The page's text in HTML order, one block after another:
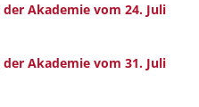
Akademie vom 24. Juli
Akademie vom 31. Juli